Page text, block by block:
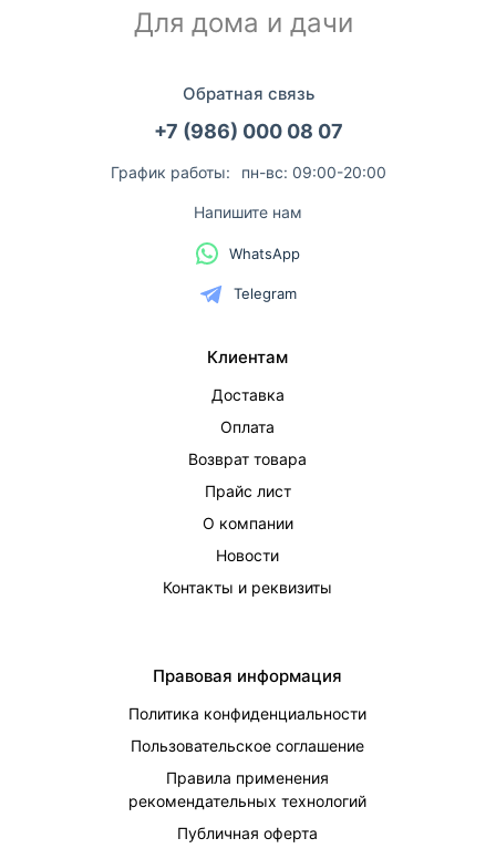
Для дома и дачи
Обратная связь
+7 (986) 000 08 07
График работы: пн-вс: 09:00-20:00
Напишите нам
WhatsApp
Telegram
Клиентам
Доставка
Оплата
Возврат товара
Прайс лист
О компании
Новости
Контакты и реквизиты
Правовая информация
Политика конфиденциальности
Пользовательское соглашение
Правила применения
рекомендательных технологий
Публичная оферта